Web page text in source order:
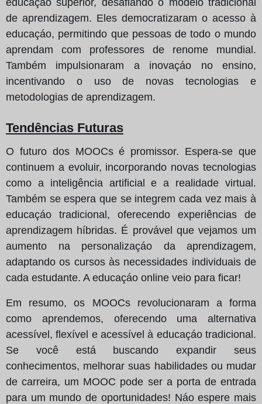
de aprendizagem. Eles democratizaram o acesso à
educaçáo, permitindo que pessoas de todo o mundo
aprendam com professores de renome mundial.
Também impulsionaram a inovaçáo no ensino,
incentivando o uso de novas tecnologias e
metodologias de aprendizagem.
Tendências Futuras
O futuro dos MOOCs é promissor. Espera-se que
continuem a evoluir, incorporando novas tecnologias
como a inteligência artificial e a realidade virtual.
Também se espera que se integrem cada vez mais à
educaçáo tradicional, oferecendo experiências de
aprendizagem híbridas. É provável que vejamos um
aumento na personalizaçáo da aprendizagem,
adaptando os cursos às necessidades individuais de
cada estudante. A educaçáo online veio para ficar!
Em resumo, os MOOCs revolucionaram a forma
como aprendemos, oferecendo uma alternativa
acessível, flexível e acessível à educaçáo tradicional.
Se você está buscando expandir seus
conhecimentos, melhorar suas habilidades ou mudar
de carreira, um MOOC pode ser a porta de entrada
para um mundo de oportunidades! Náo espere mais